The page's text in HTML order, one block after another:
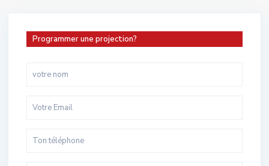
Programmer une projection?